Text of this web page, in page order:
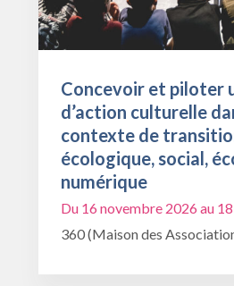
Concevoir et piloter
d’action culturelle
contexte de
écologique, social,
numérique
Du 16 novembre 2026 au
360 (Maison des